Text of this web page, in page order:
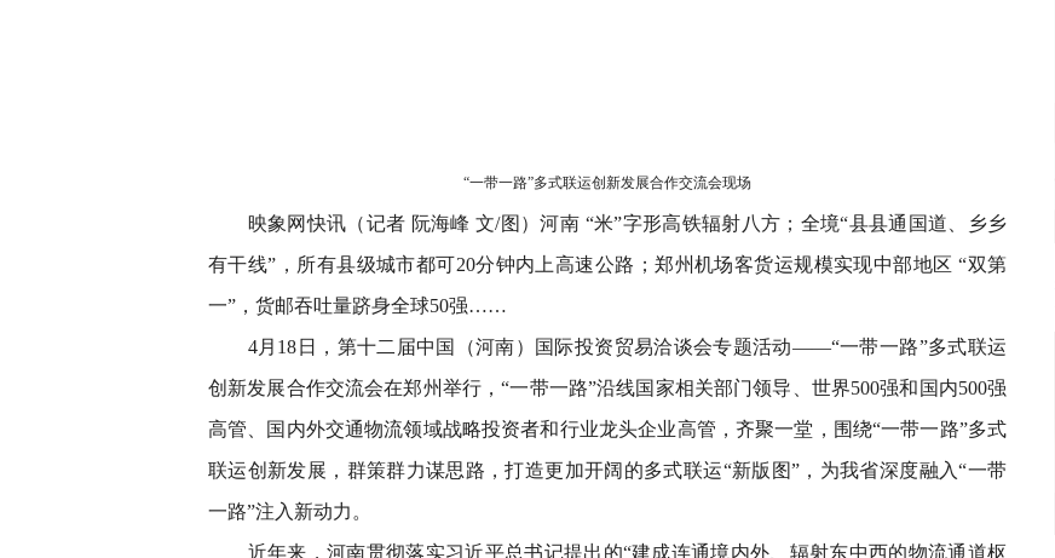
“一带一路”多式联运创新发展合作交流会现场
映象网快讯（记者 阮海峰 文/图）河南 “米”字形高铁辐射八方；全境“县县通国道、乡乡
有干线”，所有县级城市都可20分钟内上高速公路；郑州机场客货运规模实现中部地区 “双第
一”，货邮吞吐量跻身全球50强……
4月18日，第十二届中国（河南）国际投资贸易洽谈会专题活动——“一带一路”多式联运
创新发展合作交流会在郑州举行，“一带一路”沿线国家相关部门领导、世界500强和国内500强
高管、国内外交通物流领域战略投资者和行业龙头企业高管，齐聚一堂，围绕“一带一路”多式
联运创新发展，群策群力谋思路，打造更加开阔的多式联运“新版图”，为我省深度融入“一带
一路”注入新动力。
近年来，河南贯彻落实习近平总书记提出的“建成连通境内外、辐射东中西的物流通道枢